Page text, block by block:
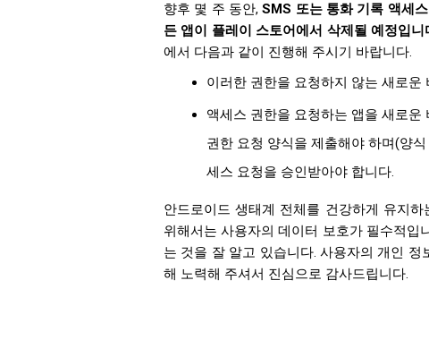
향후 몇 주 동안,SMS 또는 통화 기록 액세
든 앱이 플레이 스토어에서 삭제될 예정입니
에서 다음과 같이 진행해 주시기 바랍니다.
이러한 권한을 요청하지 않는 새로운
액세스 권한을 요청하는 앱을 새로운
권한 요청 양식을 제출해야 하며(양
세스 요청을 승인받아야 합니다.
안드로이드 생태계 전체를 건강하게 유지
위해서는 사용자의 데이터 보호가 필수적입
는 것을 잘 알고 있습니다. 사용자의 개인
해 노력해 주셔서 진심으로 감사드립니다.